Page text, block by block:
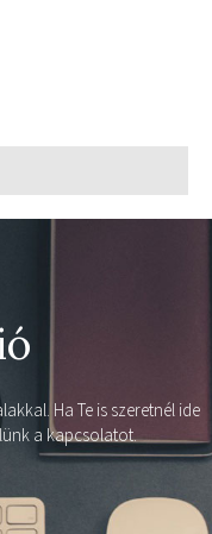
Ha Te is szeretnél ide
a kapcsolatot.